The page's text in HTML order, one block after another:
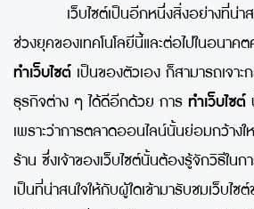
เว็บไซต์เป็นอีกหนึ่งสิ่งอย่างที่น่าสน
ช่วงยุคของเทคโนโลยีนี้และต่อไปในอนา
ทำเว็บไซต์ เป็นของตัวเอง ก็สามารถเจา
ธุรกิจต่าง ๆ ได้ดีอีกด้วย การ ทำเว็บไซต์
เพราะว่าการตลาดออนไลน์นั้นย่อมกว้าง
ร้าน ซึ่งเจ้าของเว็บไซต์นั้นต้องรู้จักวิธีใน
เป็นที่น่าสนใจให้กับผู้ใดเข้ามารับชมเว็บไ